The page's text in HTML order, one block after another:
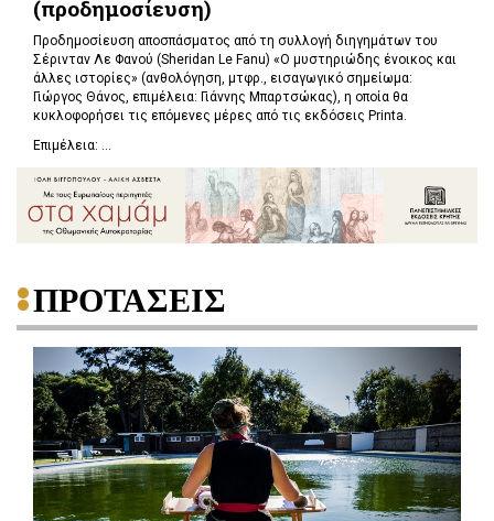
(προδημοσίευση)
Προδημοσίευση αποσπάσματος από τη συλλογή διηγημάτων του
Σέρινταν Λε Φανού (Sheridan Le Fanu) «Ο μυστηριώδης ένοικος και
άλλες ιστορίες» (ανθολόγηση, μτφρ., εισαγωγικό σημείωμα:
Γιώργος Θάνος, επιμέλεια: Γιάννης Μπαρτσώκας), η οποία θα
κυκλοφορήσει τις επόμενες μέρες από τις εκδόσεις Printa.
Επιμέλεια: ...
ΠΡΟΤΑΣΕΙΣ